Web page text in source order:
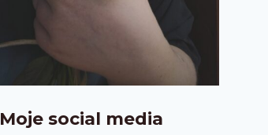
Moje social media